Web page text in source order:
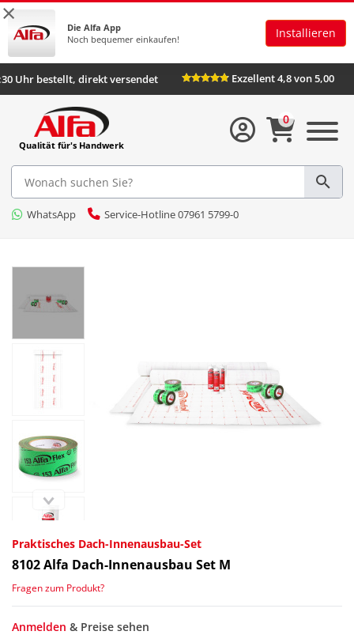
×
Die Alfa App
Noch bequemer einkaufen!
Installieren
Uhr bestellt, direkt versendet Exzellent 4,8 von 5,00
Qualität für's Handwerk
WhatsApp Service-Hotline 07961 5799-0
0
Praktisches Dach-Innenausbau-Set
8102Alfa Dach-Innenausbau Set M
Fragen zum Produkt?
Anmelden & Preise sehen